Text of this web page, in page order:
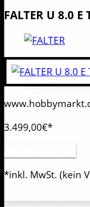
FALTER U 8.0 E
3.499,00€*
Artikel anzeigen
*inkl. MwSt. (kein